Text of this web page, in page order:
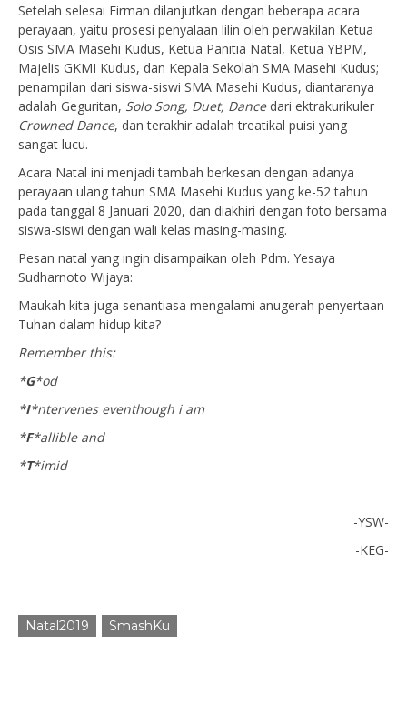
Setelah selesai Firman dilanjutkan dengan beberapa acara
perayaan, yaitu prosesi penyalaan lilin oleh perwakilan Ketua
Osis SMA Masehi Kudus, Ketua Panitia Natal, Ketua YBPM,
Majelis GKMI Kudus, dan Kepala Sekolah SMA Masehi Kudus;
penampilan dari siswa-siswi SMA Masehi Kudus, diantaranya
adalah Geguritan, Solo Song, Duet, Dancedari ektrakurikuler
Crowned Dance, dan terakhir adalah treatikal puisi yang
sangat lucu.
Acara Natal ini menjadi tambah berkesan dengan adanya
perayaan ulang tahun SMA Masehi Kudus yang ke-52 tahun
pada tanggal 8 Januari 2020, dan diakhiri dengan foto bersama
siswa-siswi dengan wali kelas masing-masing.
Pesan natal yang ingin disampaikan oleh Pdm. Yesaya
Sudharnoto Wijaya:
Maukah kita juga senantiasa mengalami anugerah penyertaan
Tuhan dalam hidup kita?
Remember this:
*G*od
*I*ntervenes eventhough i am
*F*allible and
*T*imid
-YSW-
-KEG-
Natal2019 SmashKu